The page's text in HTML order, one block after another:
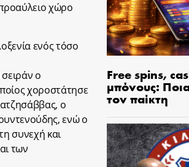
χώρο
ενός τόσο
ο
χοροστάτησε
ο
ενώ ο
συνεχή και
των
Free spins,
μπόνους:
τον παίκτη